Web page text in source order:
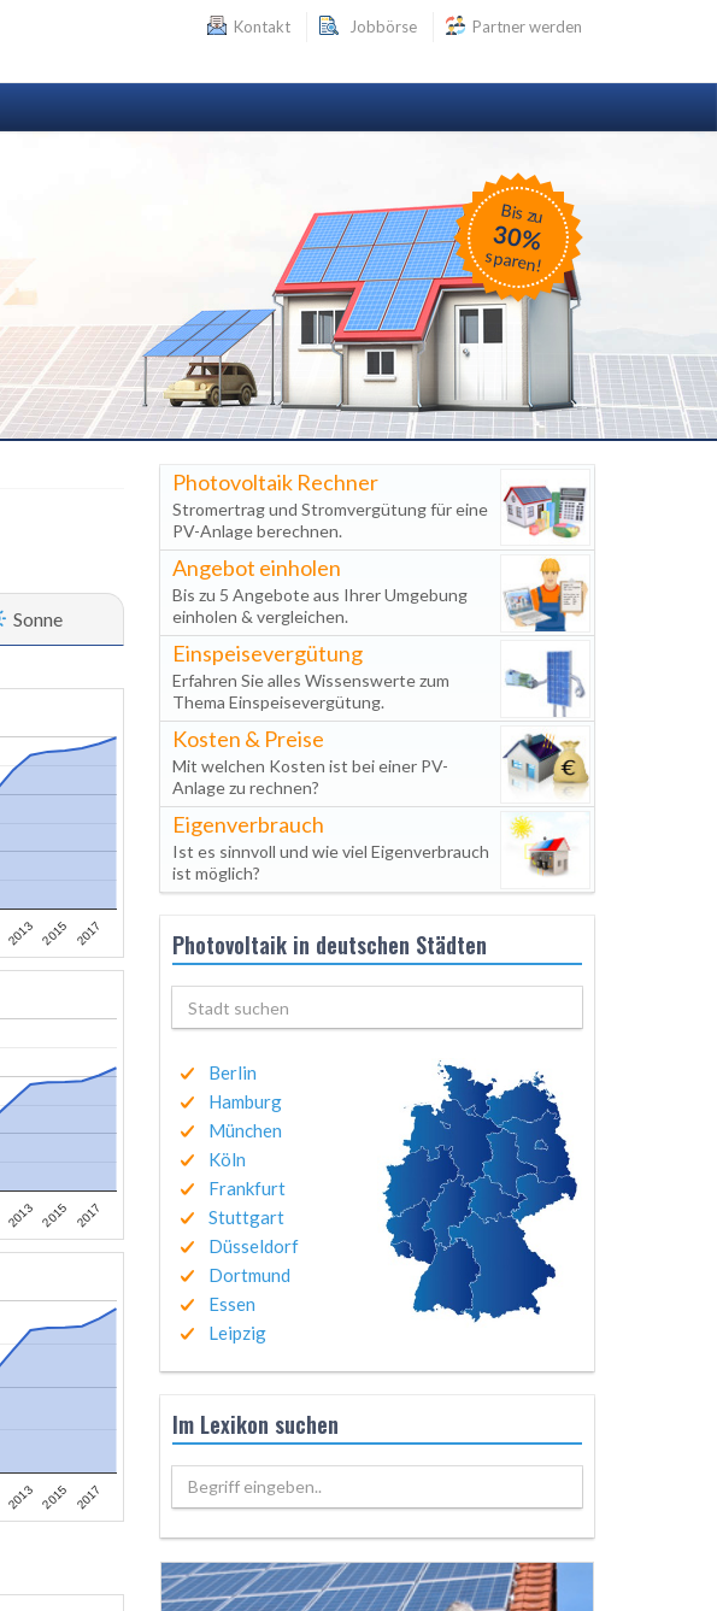
Kontakt Jobbörse Partner werden
Bis zu
30%
sparen!
Sonne
2013 2015 2017
2013 2015 2017
2013 2015 2017
Photovoltaik Rechner
Stromertrag und Stromvergütung für eine
PV-Anlage berechnen.
Angebot einholen
Bis zu 5 Angebote aus Ihrer Umgebung
einholen & vergleichen.
Einspeisevergütung
Erfahren Sie alles Wissenswerte zum
Thema Einspeisevergütung.
Kosten & Preise
Mit welchen Kosten ist bei einer PV-
Anlage zu rechnen?
Eigenverbrauch
Ist es sinnvoll und wie viel Eigenverbrauch
ist möglich?
Photovoltaik in deutschen Städten
Berlin
Hamburg
München
Köln
Frankfurt
Stuttgart
Düsseldorf
Dortmund
Essen
Leipzig
Im Lexikon suchen
Begriff eingeben..